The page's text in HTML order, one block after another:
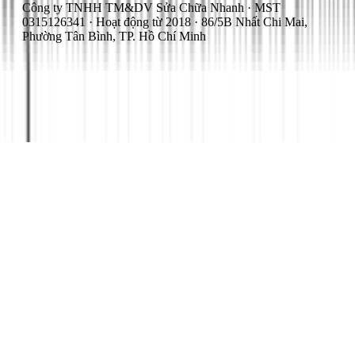
Công ty TNHH TM&DV Sửa Chữa Nhanh · MST
0315126341 · Hoạt động từ 2018 · 86/5B Nhất Chi Mai,
Phường Tân Bình, TP. Hồ Chí Minh